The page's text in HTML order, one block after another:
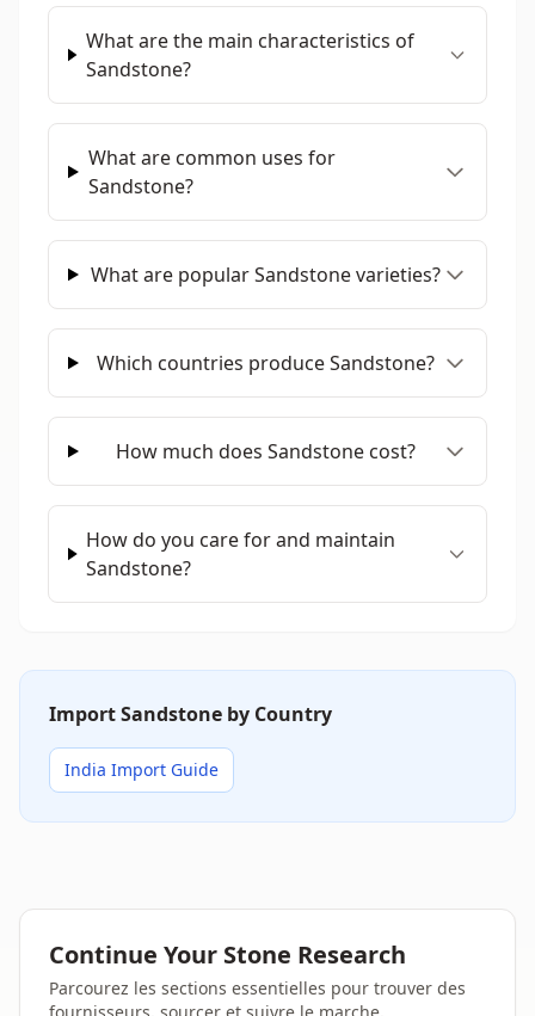
What are the main characteristics of
Sandstone?
What are common uses for
Sandstone?
What are popular Sandstone varieties?
Which countries produce Sandstone?
How much does Sandstone cost?
How do you care for and maintain
Sandstone?
Import Sandstone by Country
India Import Guide
Continue Your Stone Research
Parcourez les sections essentielles pour trouver des